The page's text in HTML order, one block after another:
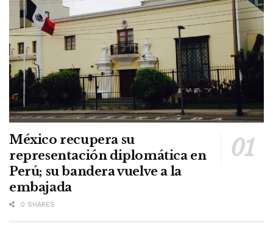
México recupera su
representación diplomática en
Perú; su bandera vuelve a la
embajada
0 SHARES